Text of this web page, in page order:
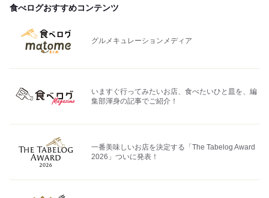
食べログおすすめコンテンツ
グルメキュレーションメディア
いますぐ行ってみたいお店、食べたいひと皿を、編
集部渾身の記事でご紹介！
一番美味しいお店を決定する「The Tabelog Award
2026」ついに発表！